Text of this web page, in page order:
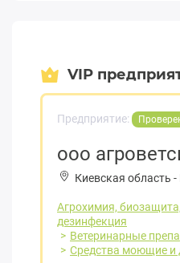
VIP
Предприятие:
ооо
Киевская область -
Агрохимия,
дезинфекция
Ветеринарные
Средства моющие